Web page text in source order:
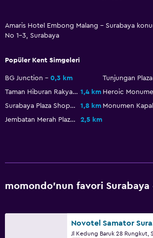
Çalışma alanı
Çalışma masası
Amaris Hotel Embong Malang - Surabaya
No 1-3, Surabaya
Popüler Kent Simgeleri
BG Junction 0,3 km Tunjungan Plaza
Taman Hiburan Rakyat 1,4 km Heroic
Surabaya Plaza Shopping Mall
1,8 km
Jembatan Merah Plaza Mall
2,5 km
momondo'nun favori Surabaya